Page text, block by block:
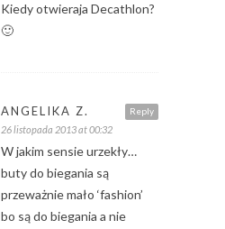
Kiedy otwieraja Decathlon?
🙂
Reply
ANGELIKA Z.
26 listopada 2013 at 00:32
W jakim sensie urzekły…
buty do biegania są
przeważnie mało ‘fashion’
bo są do biegania a nie